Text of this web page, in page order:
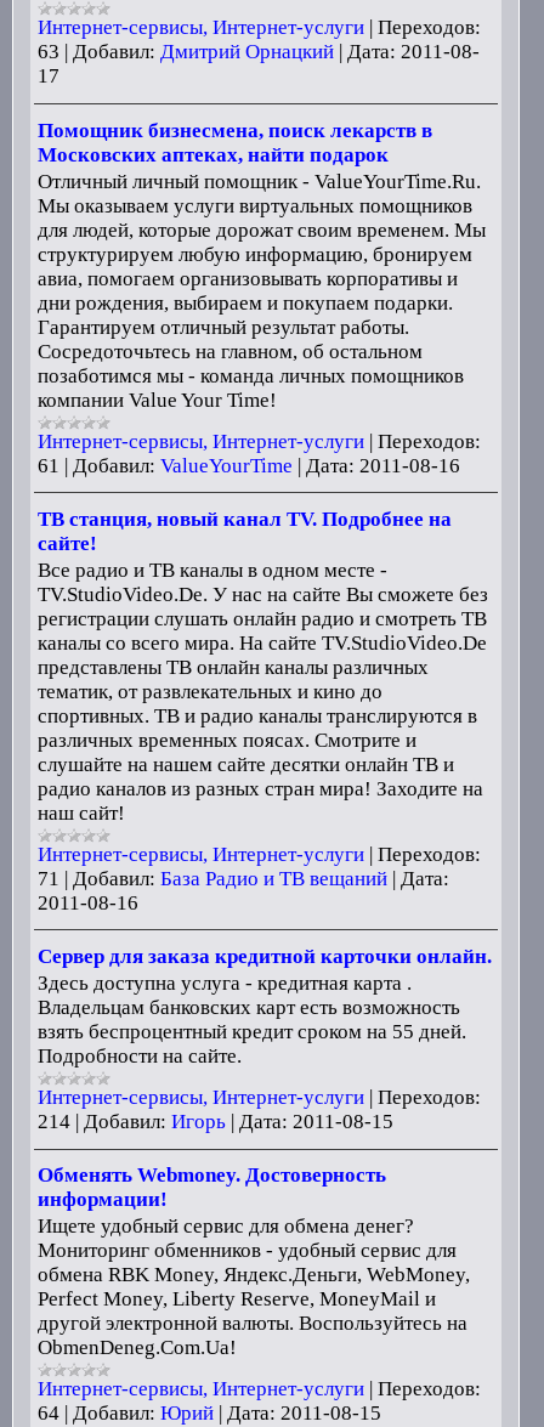
Интернет-сервисы, Интернет-услуги| Переходов:
63
Добавил: Дмитрий Орнацкий Дата: 2011-08-
17
Помощник бизнесмена, поиск лекарств в
Московских аптеках, найти подарок
Отличный личный помощник - ValueYourTime.Ru.
Мы оказываем услуги виртуальных помощников
для людей, которые дорожат своим временем. Мы
структурируем любую информацию, бронируем
авиа, помогаем организовывать корпоративы и
дни рождения, выбираем и покупаем подарки.
Гарантируем отличный результат работы.
Сосредоточьтесь на главном, об остальном
позаботимся мы - команда личных помощников
компании Value Your Time!
Интернет-сервисы, Интернет-услуги| Переходов:
61 | Добавил: ValueYourTime | Дата: 2011-08-16
ТВ станция, новый канал TV. Подробнее на
сайте!
Все радио и ТВ каналы в одном месте -
TV.StudioVideo.De. У нас на сайте Вы сможете без
регистрации слушать онлайн радио и смотреть ТВ
каналы со всего мира. На сайте TV.StudioVideo.De
представлены ТВ онлайн каналы различных
тематик, от развлекательных и кино до
спортивных. ТВ и радио каналы транслируются в
различных временных поясах. Смотрите и
слушайте на нашем сайте десятки онлайн ТВ и
радио каналов из разных стран мира! Заходите на
наш сайт!
Интернет-сервисы, Интернет-услуги| Переходов:
71 | Добавил: База Радио и ТВ вещаний | Дата:
2011-08-16
Сервер для заказа кредитной карточки онлайн.
Здесь доступна услуга - кредитная карта .
Владельцам банковских карт есть возможность
взять беспроцентный кредит сроком на 55 дней.
Подробности на сайте.
Интернет-сервисы, Интернет-услуги| Переходов:
214 | Добавил: Игорь | Дата: 2011-08-15
Обменять Webmoney. Достоверность
информации!
Ищете удобный сервис для обмена денег?
Мониторинг обменников - удобный сервис для
обмена RBK Money, Яндекс.Деньги, WebMoney,
Perfect Money, Liberty Reserve, MoneyMail и
другой электронной валюты. Воспользуйтесь на
ObmenDeneg.Com.Ua!
Интернет-сервисы, Интернет-услуги| Переходов:
64 Добавил: Юрий Дата: 2011-08-15